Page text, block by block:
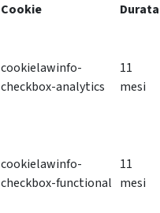
Cookie
Durata
cookielawinfo-
checkbox-analytics
11
mesi
cookielawinfo-
checkbox-functional
11
mesi